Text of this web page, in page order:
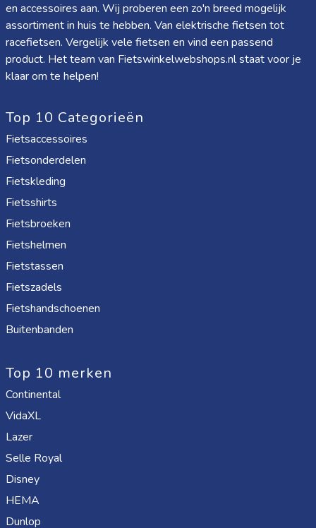
en accessoires aan. Wij proberen een zo'n breed mogelijk
assortiment in huis te hebben. Van elektrische fietsen tot
racefietsen. Vergelijk vele fietsen en vind een passend
product. Het team van Fietswinkelwebshops.nl staat voor je
klaar om te helpen!
Top 10 Categorieën
Fietsaccessoires
Fietsonderdelen
Fietskleding
Fietsshirts
Fietsbroeken
Fietshelmen
Fietstassen
Fietszadels
Fietshandschoenen
Buitenbanden
Top 10 merken
Continental
VidaXL
Lazer
Selle Royal
Disney
HEMA
Dunlop